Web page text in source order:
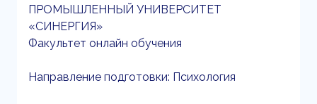
ПРОМЫШЛЕННЫЙ УНИВЕРСИТЕТ
«СИНЕРГИЯ»
Факультет онлайн обучения
Направление подготовки: Психология